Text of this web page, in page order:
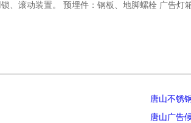
、滚动装置。 预埋件：钢板、地脚螺栓 广告灯
唐山不锈
唐山广告